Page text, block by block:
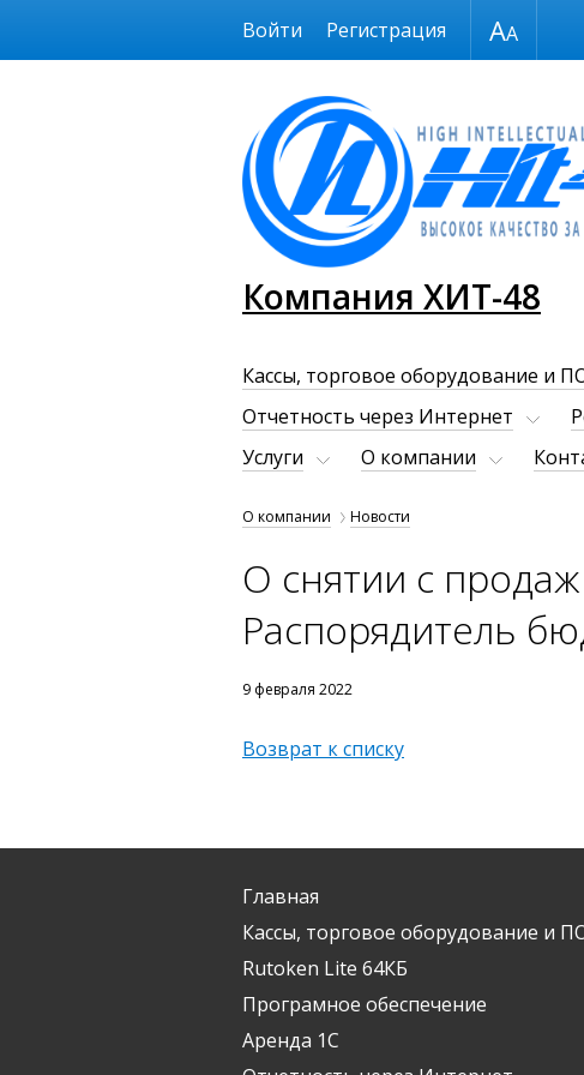
Размер шрифта
Компания ХИТ-48
Войти Регистрация
Кассы, торговое оборудование и
Отчетность через Интернет
Услуги
О компании
О компании Новости
О снятии с
Распорядитель
9 февраля 2022
Возврат к списку
Главная
Кассы, торговое оборудование и
Rutoken Lite 64КБ
Програмное обеспечение
Аренда 1С